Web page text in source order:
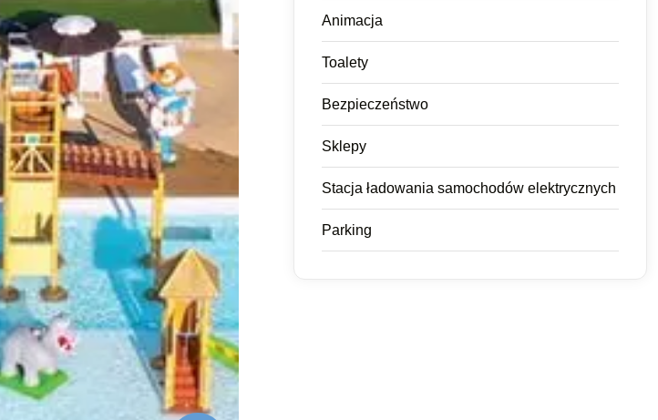
Animacja
Toalety
Bezpieczeństwo
Sklepy
Stacja ładowania samochodów elektrycznych
Parking